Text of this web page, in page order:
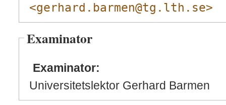
<gerhard.barmen@tg.lth.se>
Examinator
Examinator:
Universitetslektor Gerhard Barmen